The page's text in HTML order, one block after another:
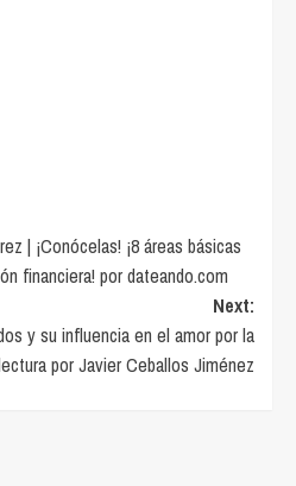
| ¡Conócelas! ¡8 áreas básicas
financiera! por dateando.com
Next:
y su influencia en el amor por la
por Javier Ceballos Jiménez